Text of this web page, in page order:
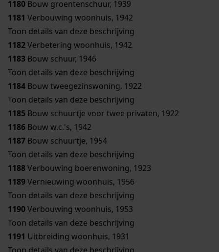
1180 Bouw groentenschuur, 1939
1181 Verbouwing woonhuis, 1942
Toon details van deze beschrijving
1182Verbetering woonhuis, 1942
1183 Bouw schuur, 1946
Toon details van deze beschrijving
1184 Bouw tweegezinswoning, 1922
Toon details van deze beschrijving
1185 Bouw schuurtje voor twee privaten, 1922
1186 Bouw w.c.'s, 1942
1187 Bouw schuurtje, 1954
Toon details van deze beschrijving
1188Verbouwing boerenwoning, 1923
1189Vernieuwing woonhuis, 1956
Toon details van deze beschrijving
1190Verbouwing woonhuis, 1953
Toon details van deze beschrijving
1191 Uitbreiding woonhuis, 1931